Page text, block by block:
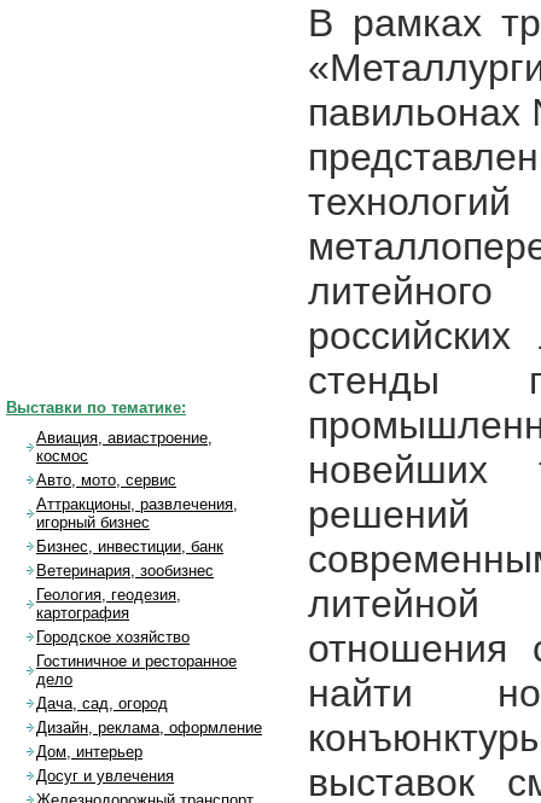
В рамках
стенды
новейших
решений
литейной
отношения
найти
выставок
Выставки по тематике:
Авиация, авиастроение,
космос
Авто, мото, сервис
Аттракционы, развлечения,
игорный бизнес
Бизнес, инвестиции, банк
Ветеринария, зообизнес
Геология, геодезия,
картография
Городское хозяйство
Гостиничное и ресторанное
дело
Дача, сад, огород
Дизайн, реклама, оформление
Дом, интерьер
Досуг и увлечения